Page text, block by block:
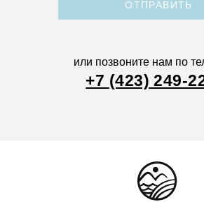
ОТПРАВИТЬ
или позвоните нам по
+7 (423) 249-